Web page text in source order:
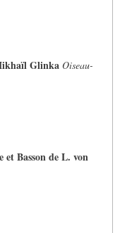
Glinka Oiseau-
Basson de L. von